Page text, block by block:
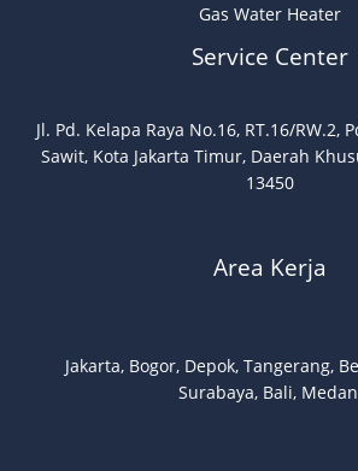
Gas Water Heater
Service Center
Jl. Pd. Kelapa Raya No.16, RT.16/RW.2,
Sawit, Kota Jakarta Timur, Daerah
13450
Area Kerja
Jakarta, Bogor, Depok, Tangerang,
Surabaya, Bali,